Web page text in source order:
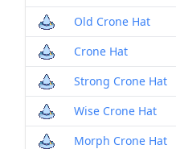
Old Crone Hat
Crone Hat
Strong Crone Hat
Wise Crone Hat
Morph Crone Hat